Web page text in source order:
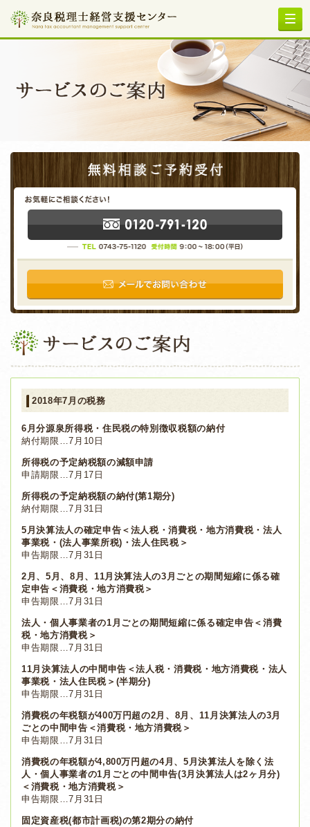
2018年7月の税務
6月分源泉所得税・住民税の特別徴収税額の納付
納付期限…7月10日
所得税の予定納税額の減額申請
申請期限…7月17日
所得税の予定納税額の納付(第1期分)
納付期限…7月31日
5月決算法人の確定申告＜法人税・消費税・地方消費税・法人
事業税・(法人事業所税)・法人住民税＞
申告期限…7月31日
2月、5月、8月、11月決算法人の3月ごとの期間短縮に係る確
定申告＜消費税・地方消費税＞
申告期限…7月31日
法人・個人事業者の1月ごとの期間短縮に係る確定申告＜消費
税・地方消費税＞
申告期限…7月31日
11月決算法人の中間申告＜法人税・消費税・地方消費税・法人
事業税・法人住民税＞(半期分)
申告期限…7月31日
消費税の年税額が400万円超の2月、8月、11月決算法人の3月
ごとの中間申告＜消費税・地方消費税＞
申告期限…7月31日
消費税の年税額が4,800万円超の4月、5月決算法人を除く法
人・個人事業者の1月ごとの中間申告(3月決算法人は2ヶ月分)
＜消費税・地方消費税＞
申告期限…7月31日
固定資産税(都市計画税)の第2期分の納付